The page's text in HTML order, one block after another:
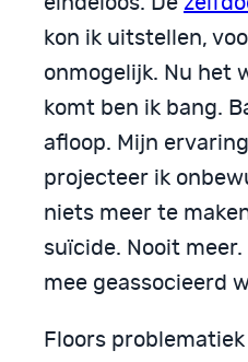
kon ik uitstellen,
onmogelijk. Nu het
komt ben ik bang.
afloop. Mijn
projecteer ik
niets meer te
suïcide. Nooit
mee geassocieerd
Floors